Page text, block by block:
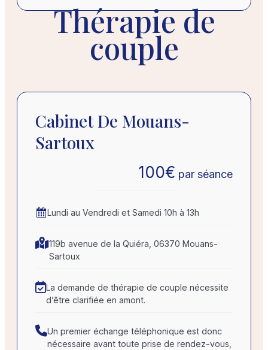
Thérapie de
couple
Cabinet De Mouans-
Sartoux
100€ par séance
Lundi au Vendredi et Samedi 10h à 13h
119b avenue de la Quiéra, 06370 Mouans-
Sartoux
La demande de thérapie de couple nécessite
d’être clarifiée en amont.
Un premier échange téléphonique est donc
nécessaire avant toute prise de rendez-vous,